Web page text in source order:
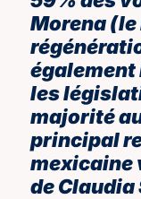
Morena
les
majorité
principal
mexicaine
de Claudia